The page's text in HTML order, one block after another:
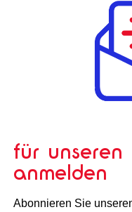
für unseren
anmelden
Abonnieren Sie